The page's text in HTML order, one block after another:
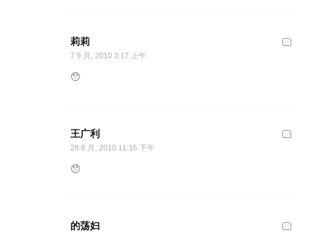
莉莉
7 9 月, 2010 3:17 上午
😯
王广利
28 8 月, 2010 11:15 下午
😯
的荡妇